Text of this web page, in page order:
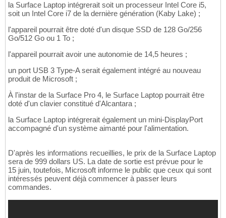
la Surface Laptop intégrerait soit un processeur Intel Core i5,
soit un Intel Core i7 de la dernière génération (Kaby Lake) ;
l'appareil pourrait être doté d'un disque SSD de 128 Go/256
Go/512 Go ou 1 To ;
l'appareil pourrait avoir une autonomie de 14,5 heures ;
un port USB 3 Type-A serait également intégré au nouveau
produit de Microsoft ;
À l'instar de la Surface Pro 4, le Surface Laptop pourrait être
doté d'un clavier constitué d'Alcantara ;
la Surface Laptop intégrerait également un mini-DisplayPort
accompagné d'un système aimanté pour l'alimentation.
D'après les informations recueillies, le prix de la Surface Laptop
sera de 999 dollars US. La date de sortie est prévue pour le
15 juin, toutefois, Microsoft informe le public que ceux qui sont
intéressés peuvent déjà commencer à passer leurs
commandes.